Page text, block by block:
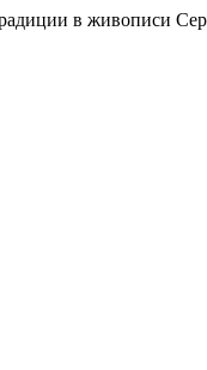
в живописи